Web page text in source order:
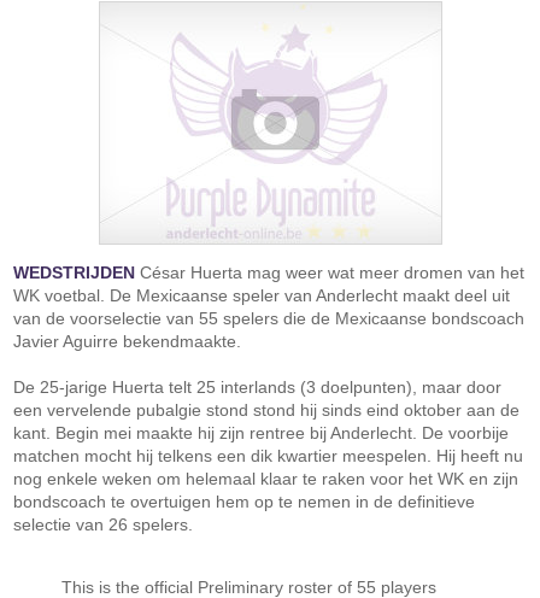
WEDSTRIJDEN César Huerta mag weer wat meer dromen van het
WK voetbal. De Mexicaanse speler van Anderlecht maakt deel uit
van de voorselectie van 55 spelers die de Mexicaanse bondscoach
Javier Aguirre bekendmaakte.
De 25-jarige Huerta telt 25 interlands (3 doelpunten), maar door
een vervelende pubalgie stond stond hij sinds eind oktober aan de
kant. Begin mei maakte hij zijn rentree bij Anderlecht. De voorbije
matchen mocht hij telkens een dik kwartier meespelen. Hij heeft nu
nog enkele weken om helemaal klaar te raken voor het WK en zijn
bondscoach te overtuigen hem op te nemen in de definitieve
selectie van 26 spelers.
This is the official Preliminary roster of 55 players